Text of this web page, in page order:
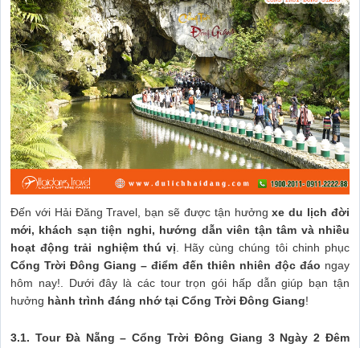
Đến với Hải Đăng Travel, bạn sẽ được tận hưởngxe du lịch đời
mới, khách sạn tiện nghi, hướng dẫn viên tận tâm và nhiều
hoạt động trải nghiệm thú vị. Hãy cùng chúng tôi chinh phục
Cổng Trời Đông Giang – điểm đến thiên nhiên độc đáo ngay
hôm nay!. Dưới đây là các tour trọn gói hấp dẫn giúp bạn tận
hưởng hành trình đáng nhớ tại Cổng Trời Đông Giang!
3.1. Tour Đà Nẵng – Cổng Trời Đông Giang 3 Ngày 2 Đêm